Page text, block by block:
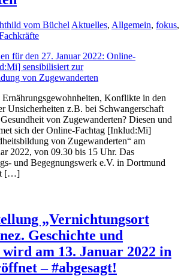
vom Büchel Aktuelles, Allgemein, fokus,
Konflikte in den
Unsicherheiten z.B. bei Schwangerschaft
von Zugewanderten? Diesen und
sich der Online-Fachtag [Inklud:Mi]
von Zugewanderten“ am
2022, von 09.30 bis 15 Uhr. Das
und Begegnungswerk e.V. in Dortmund
[…]
„Vernichtungsort
Geschichte und
am 13. Januar 2022 in
– #abgesagt!